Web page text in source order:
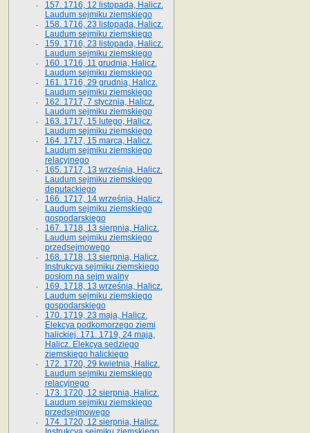
157. 1716, 12 listopada, Halicz.
Laudum sejmiku ziemskiego
158. 1716, 23 listopada, Halicz.
Laudum sejmiku ziemskiego
159. 1716, 23 listopada, Halicz.
Laudum sejmiku ziemskiego
160. 1716, 11 grudnia, Halicz.
Laudum sejmiku ziemskiego
161. 1716, 29 grudnia, Halicz.
Laudum sejmiku ziemskiego
162. 1717, 7 stycznia, Halicz.
Laudum sejmiku ziemskiego
163. 1717, 15 lutego, Halicz.
Laudum sejmiku ziemskiego
164. 1717, 15 marca, Halicz.
Laudum sejmiku ziemskiego
relacyjnego
165. 1717, 13 września, Halicz.
Laudum sejmiku ziemskiego
deputackiego
166. 1717, 14 września, Halicz.
Laudum sejmiku ziemskiego
gospodarskiego
167. 1718, 13 sierpnia, Halicz.
Laudum sejmiku ziemskiego
przedsejmowego
168. 1718, 13 sierpnia, Halicz.
Instrukcya sejmiku ziemskiego
posłom na sejm walny
169. 1718, 13 września, Halicz.
Laudum sejmiku ziemskiego
gospodarskiego
170. 1719, 23 maja, Halicz.
Elekcya podkomorzego ziemi
halickiej. 171. 1719, 24 maja,
Halicz. Elekcya sędziego
ziemskiego halickiego
172. 1720, 29 kwietnia, Halicz.
Laudum sejmiku ziemskiego
relacyjnego
173. 1720, 12 sierpnia, Halicz.
Laudum sejmiku ziemskiego
przedsejmowego
174. 1720, 12 sierpnia, Halicz.